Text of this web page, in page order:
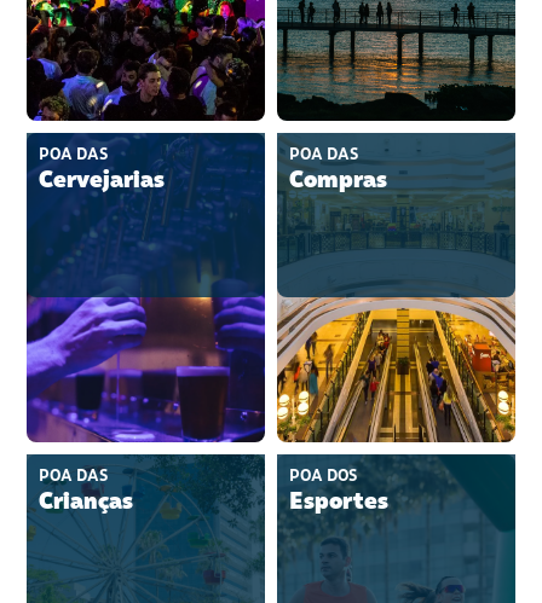
POA DAS
Cervejarias
POA DAS
Compras
POA DAS
Crianças
POA DOS
Esportes